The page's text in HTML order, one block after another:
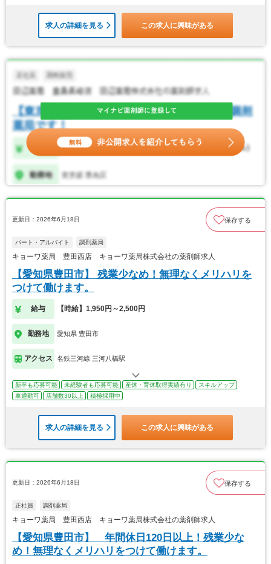
求人の詳細を見る この求人に興味がある
更新日：2026年6月18日 保存する
パート・アルバイト 調剤薬局
キョーワ薬局 豊田西店 キョーワ薬局株式会社の薬剤師求人
【愛知県豊田市】 残業少なめ！無理なくメリハリを
つけて働けます。
給与 【時給】1,950円～2,500円
勤務地 愛知県 豊田市
アクセス 名鉄三河線 三河八橋駅
新卒も応募可能 未経験者も応募可能 産休・育休取得実績有り
スキルアップ
車通勤可
店舗数30以上 積極採用中
求人の詳細を見る この求人に興味がある
更新日：2026年6月18日 保存する
正社員 調剤薬局
キョーワ薬局 豊田西店 キョーワ薬局株式会社の薬剤師求人
【愛知県豊田市】 年間休日120日以上！残業少な
め！無理なくメリハリをつけて働けます。